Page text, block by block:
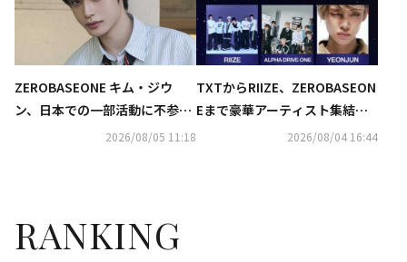
ZEROBASEONE キム・ジウ
ン、日本での一部活動に不参加
へ…事務所がコメント2026/08/05 11:18
TXTからRIIZE、ZEROBASEON
Eまで豪華アーティスト集結！
「Asia Artist Awards」に出演
2026/08/04 16:44
RANKING